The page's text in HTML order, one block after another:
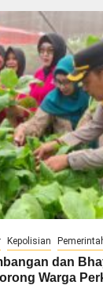
Kepolisian
dan
Warga